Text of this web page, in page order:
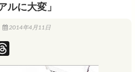
ルに大変」
2014年4月11日
h